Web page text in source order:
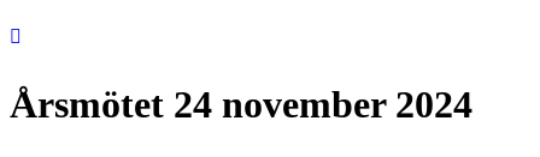
Årsmötet 24 november 2024